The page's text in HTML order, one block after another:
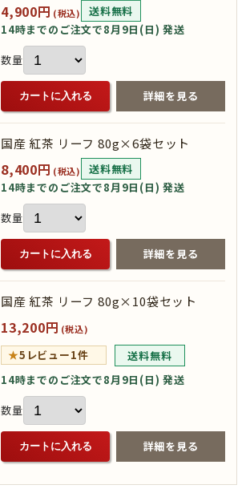
4,900円 (税込)
送料無料
14時までのご注文で8月9日(日) 発送
数量
カートに入れる 詳細を見る
国産 紅茶 リーフ 80g×6袋セット
8,400円 (税込)
送料無料
14時までのご注文で8月9日(日) 発送
数量
カートに入れる 詳細を見る
国産 紅茶 リーフ 80g×10袋セット
13,200円 (税込)
★5 レビュー1件
送料無料
14時までのご注文で8月9日(日) 発送
数量
カートに入れる 詳細を見る